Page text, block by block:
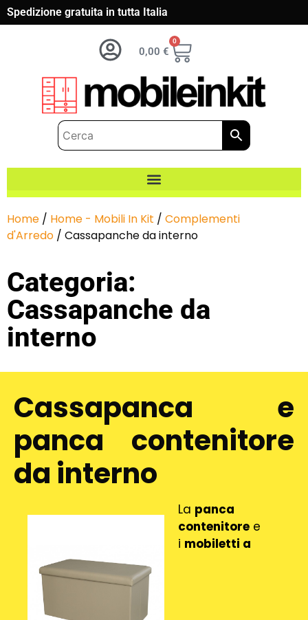
Spedizione gratuita in tutta Italia
0,00 €
0
Home / Home - Mobili In Kit / Complementi
d'Arredo / Cassapanche da interno
Categoria:
Cassapanche da
interno
Cassapanca e
panca contenitore
da interno
La panca
contenitore e
i mobiletti a